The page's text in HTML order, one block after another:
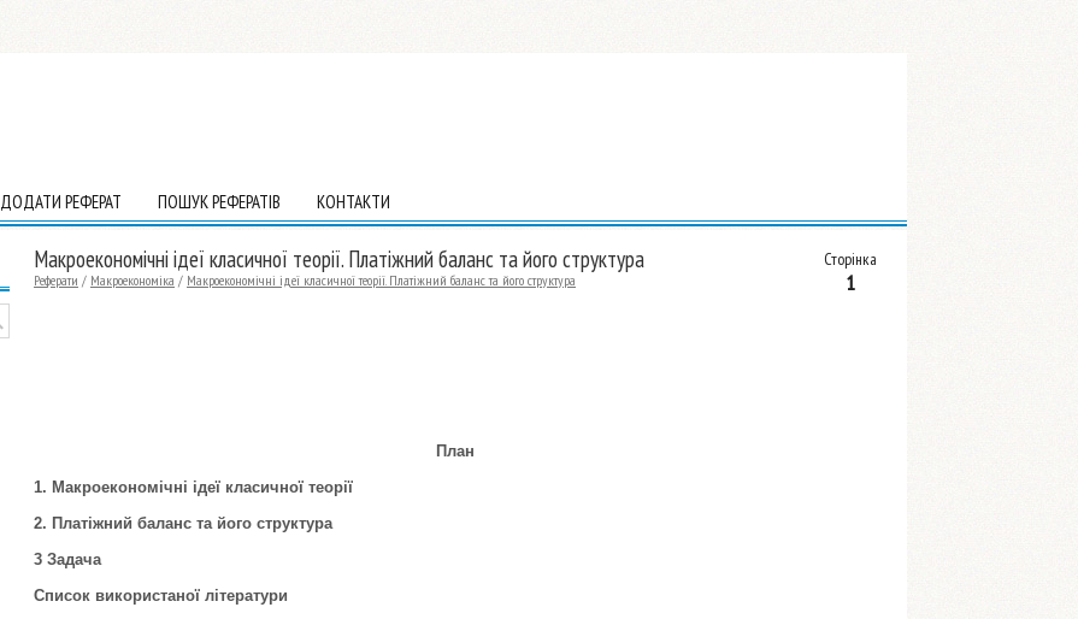
ДОДАТИ РЕФЕРАТ ПОШУК РЕФЕРАТІВ КОНТАКТИ
Сторінка
1
Макроекономічні ідеї класичної теорії. Платіжний баланс та його структура
Реферати / Макроекономіка / Макроекономічні ідеї класичної теорії. Платіжний баланс та його структура
План
1. Макроекономічні ідеї класичної теорії
2. Платіжний баланс та його структура
3 Задача
Список використаної літератури